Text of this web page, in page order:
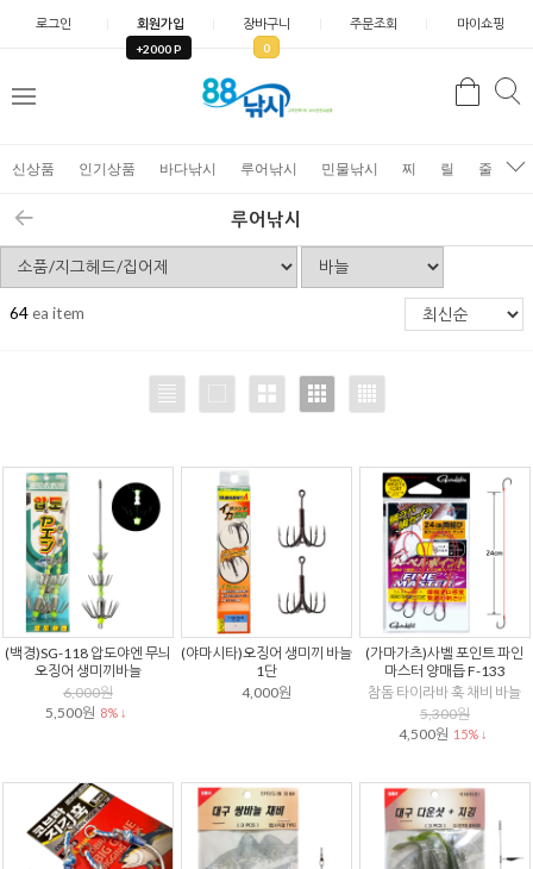
로그인 회원가입
+2000 P
장바구니
0
주문조회 마이쇼핑
검
신상품 인기상품 바다낚시 루어낚시 민물낚시 찌 릴 줄
루어낚시
64ea item
(백경)SG-118 압도야엔 무늬
오징어 생미끼바늘
6,000원
5,500원 8% ↓
(야마시타)오징어 생미끼 바늘
1단
4,000원
(가마가츠)사벨 포인트 파인
마스터 양매듭 F-133
참돔 타이라바 훅 채비 바늘
5,300원
4,500원 15% ↓